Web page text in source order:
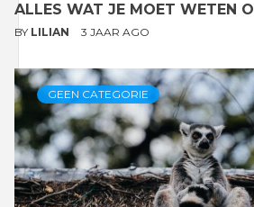
ALLES WAT JE MOET WETEN
BY LILIAN 3 JAAR AGO
GEEN CATEGORIE